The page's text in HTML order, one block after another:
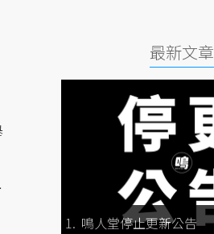
最新文章
鳴人堂停止更新公告